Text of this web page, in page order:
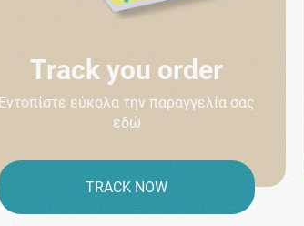
Track you order
Εντοπίστε εύκολα την παραγγελία σας
εδώ
TRACK NOW